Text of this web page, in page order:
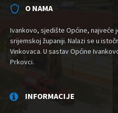
O NAMA
Ivankovo, sjedište Općine, najveće
srijemskoj županiji. Nalazi se u
Vinkovaca. U sastav Općine
Prkovci.
INFORMACIJE